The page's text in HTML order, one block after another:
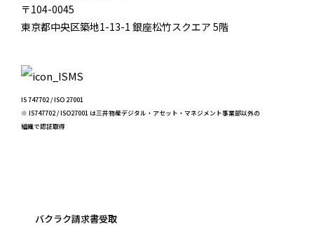
〒104-0045
東京都中央区築地1-13-1 銀座松竹スクエア 5階
IS 747702 / ISO 27001
※ IS747702 / ISO27001 は三井物産デジタル・アセット・マネジメント事業部以外の
組織で認証取得
バクラク請求書受取